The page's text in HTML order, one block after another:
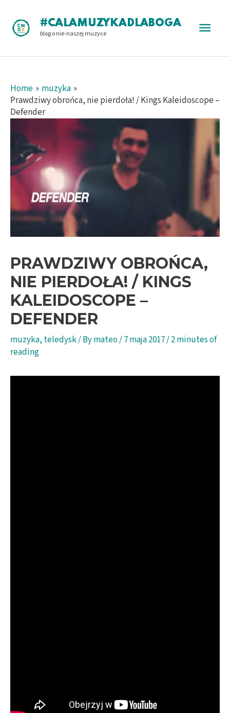
content
#CALAMUZYKADLABOGA
blog o nie-naszej muzyce
Main
Home
muzyka
Prawdziwy obrońca, nie pierdoła! / Kings Kaleidoscope –
Defender
PRAWDZIWY OBROŃCA,
NIE PIERDOŁA! / KINGS
KALEIDOSCOPE –
DEFENDER
muzyka, teledysk/ Bymateo/7 maja 2017/2 minutes of
reading